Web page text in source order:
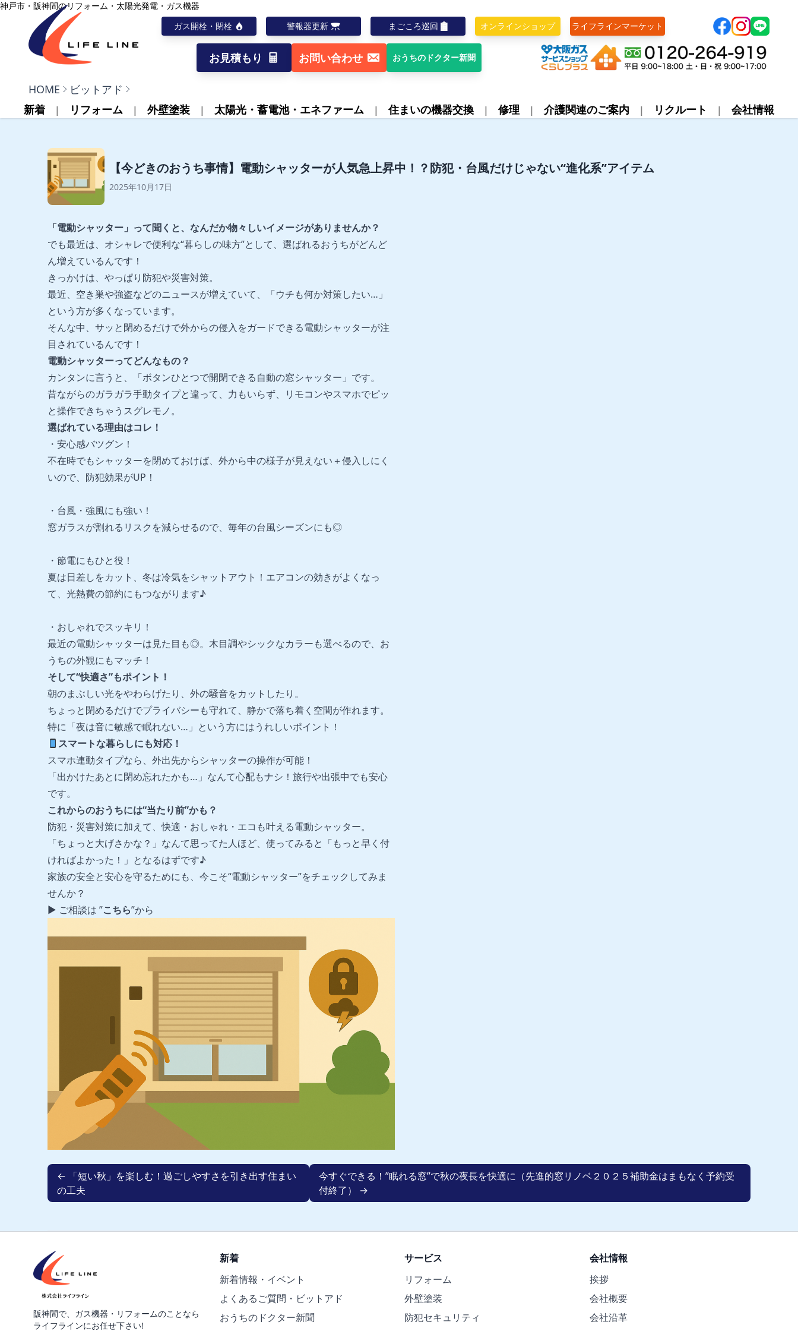
内容をスキップ
神戸市・阪神間のリフォーム・太陽光発電・ガス機器
ガス開栓・閉栓
警報器更新 まごころ巡回 オンラインショップ ライフラインマーケット
株式会社ライフライン お見積もり お問い合わせ おうちのドクター新聞
株式会社ライフライン
HOME
ビットアド
新着
リフォーム 外壁塗装 太陽光・蓄電池・エネファーム 住まいの機器交換 修理 介護関連のご案内 リクルート 会社情報
【今どきのおうち事情】電動シャッターが人気急上昇中！？防犯・台風だけじゃない“進化系”アイテム
2025年10月17日
「電動シャッター」って聞くと、なんだか物々しいイメージがありませんか？
でも最近は、オシャレで便利な“暮らしの味方”として、選ばれるおうちがどんど
ん増えているんです！
きっかけは、やっぱり防犯や災害対策。
最近、空き巣や強盗などのニュースが増えていて、「ウチも何か対策したい…」
という方が多くなっています。
そんな中、サッと閉めるだけで外からの侵入をガードできる電動シャッターが注
目されているんです！
電動シャッターってどんなもの？
カンタンに言うと、「ボタンひとつで開閉できる自動の窓シャッター」です。
昔ながらのガラガラ手動タイプと違って、力もいらず、リモコンやスマホでピッ
と操作できちゃうスグレモノ。
選ばれている理由はコレ！
・安心感バツグン！
不在時でもシャッターを閉めておけば、外から中の様子が見えない＋侵入しにく
いので、防犯効果がUP！
・台風・強風にも強い！
窓ガラスが割れるリスクを減らせるので、毎年の台風シーズンにも◎
・節電にもひと役！
夏は日差しをカット、冬は冷気をシャットアウト！エアコンの効きがよくなっ
て、光熱費の節約にもつながります♪
・おしゃれでスッキリ！
最近の電動シャッターは見た目も◎。木目調やシックなカラーも選べるので、お
うちの外観にもマッチ！
そして“快適さ”もポイント！
朝のまぶしい光をやわらげたり、外の騒音をカットしたり。
ちょっと閉めるだけでプライバシーも守れて、静かで落ち着く空間が作れます。
特に「夜は音に敏感で眠れない…」という方にはうれしいポイント！
スマートな暮らしにも対応！
スマホ連動タイプなら、外出先からシャッターの操作が可能！
「出かけたあとに閉め忘れたかも…」なんて心配もナシ！旅行や出張中でも安心
です。
これからのおうちには“当たり前”かも？
防犯・災害対策に加えて、快適・おしゃれ・エコも叶える電動シャッター。
「ちょっと大げさかな？」なんて思ってた人ほど、使ってみると「もっと早く付
ければよかった！」となるはずです♪
家族の安全と安心を守るためにも、今こそ“電動シャッター”をチェックしてみま
せんか？
▶︎︎ ご相談は ”こちら”から
← 「短い秋」を楽しむ！過ごしやすさを引き出す住まい
の工夫
今すぐできる！”眠れる窓”で秋の夜長を快適に（先進的窓リノベ２０２５補助金はまもなく予約受
付終了） →
阪神間で、ガス機器・リフォームのことなら
ライフラインにお任せ下さい!
新着
新着情報・イベント
よくあるご質問・ビットアド
おうちのドクター新聞
サービス
リフォーム
外壁塗装
防犯セキュリティ
会社情報
挨拶
会社概要
会社沿革